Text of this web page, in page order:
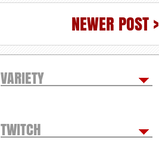
NEWER POST >
VARIETY
TWITCH